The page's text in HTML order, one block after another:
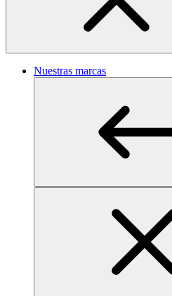
Nuestras marcas